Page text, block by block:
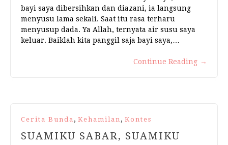
bayi saya dibersihkan dan diazani, ia langsung
menyusu lama sekali. Saat itu rasa terharu
menyusup dada. Ya Allah, ternyata air susu saya
keluar. Baiklah kita panggil saja bayi saya,…
Continue Reading →
Cerita Bunda , Kehamilan , Kontes
SUAMIKU SABAR, SUAMIKU